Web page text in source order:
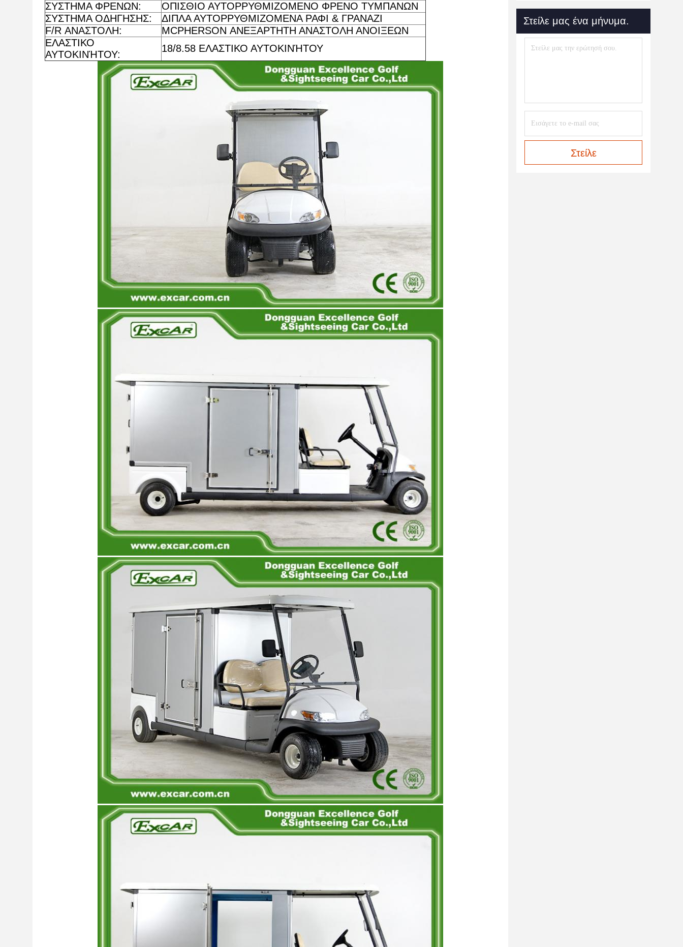
ΣΥΣΤΗΜΑ ΦΡΕΝΩΝ:
ΟΠΙΣΘΙΟ ΑΥΤΟΡΡΥΘΜΙΖΟΜΕΝΟ ΦΡΕΝΟ ΤΥΜΠΑΝΩΝ
ΣΥΣΤΗΜΑ ΟΔΗΓΗΣΗΣ:
ΔΙΠΛΑ ΑΥΤΟΡΡΥΘΜΙΖΟΜΕΝΑ ΡΑΦΙ & ΓΡΑΝΑΖΙ
F/R ΑΝΑΣΤΟΛΗ:
MCPHERSON ΑΝΕΞΑΡΤΗΤΗ ΑΝΑΣΤΟΛΗ ΑΝΟΙΞΕΩΝ
ΕΛΑΣΤΙΚΟ
ΑΥΤΟΚΙΝΉΤΟΥ:
18/8.58 ΕΛΑΣΤΙΚΟ ΑΥΤΟΚΙΝΉΤΟΥ
Στείλε μας ένα μήνυμα.
Στείλε